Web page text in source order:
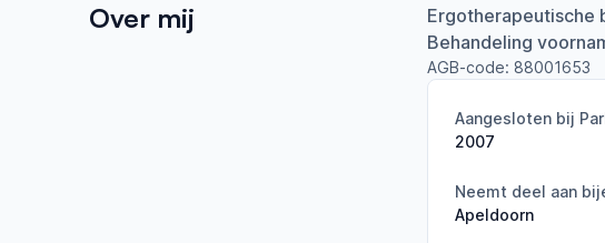
Over mij
Ergotherapeutische
Behandeling
AGB-code: 88001653
Aangesloten bij
2007
Neemt deel aan
Apeldoorn